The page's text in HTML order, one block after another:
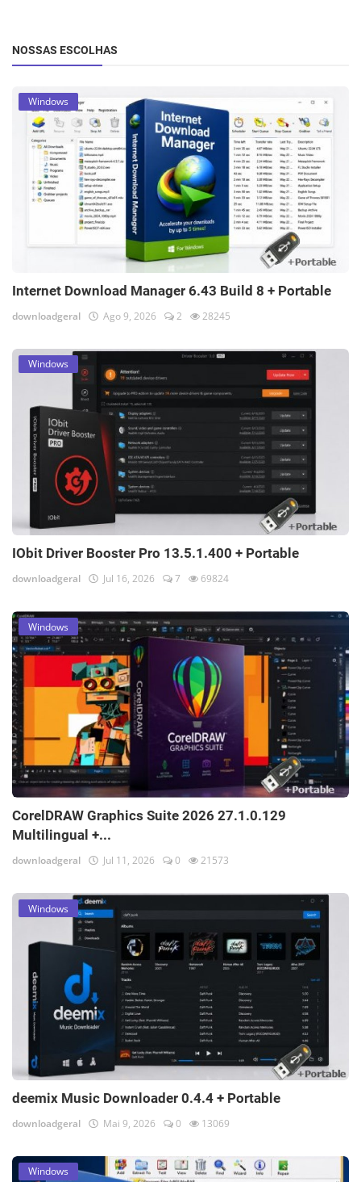
NOSSAS ESCOLHAS
Windows
Internet Download Manager 6.43 Build 8 + Portable
downloadgeral Ago 9, 2026 2 28245
Windows
IObit Driver Booster Pro 13.5.1.400 + Portable
downloadgeral Jul 16, 2026 7 69824
Windows
CorelDRAW Graphics Suite 2026 27.1.0.129
Multilingual +...
downloadgeral Jul 11, 2026 0 21573
Windows
deemix Music Downloader 0.4.4 + Portable
downloadgeral Mai 9, 2026 0 13069
Windows